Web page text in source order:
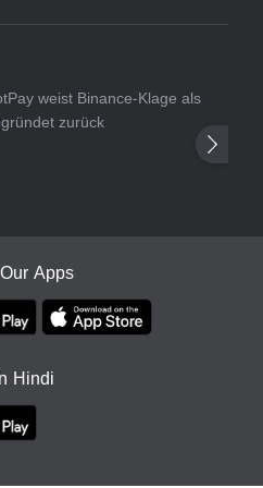
weist Binance-Klage als
zurück
Apps
Hindi